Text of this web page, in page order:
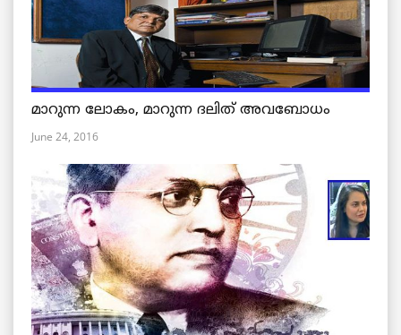
മാറുന്ന ലോകം, മാറുന്ന ദലിത് അവബോധം
June 24, 2016